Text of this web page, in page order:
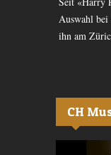
Auswahl
ihn am
Festival mit
CH